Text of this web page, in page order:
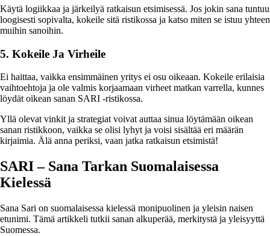
Käytä logiikkaa ja järkeilyä ratkaisun etsimisessä. Jos jokin sana tuntuu
loogisesti sopivalta, kokeile sitä ristikossa ja katso miten se istuu yhteen
muihin sanoihin.
5. Kokeile Ja Virheile
Ei haittaa, vaikka ensimmäinen yritys ei osu oikeaan. Kokeile erilaisia
vaihtoehtoja ja ole valmis korjaamaan virheet matkan varrella, kunnes
löydät oikean sanan SARI -ristikossa.
Yllä olevat vinkit ja strategiat voivat auttaa sinua löytämään oikean
sanan ristikkoon, vaikka se olisi lyhyt ja voisi sisältää eri määrän
kirjaimia. Älä anna periksi, vaan jatka ratkaisun etsimistä!
SARI – Sana Tarkan Suomalaisessa
Kielessä
Sana Sari on suomalaisessa kielessä monipuolinen ja yleisin naisen
etunimi. Tämä artikkeli tutkii sanan alkuperää, merkitystä ja yleisyyttä
Suomessa.